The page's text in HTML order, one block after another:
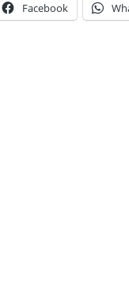
Facebook